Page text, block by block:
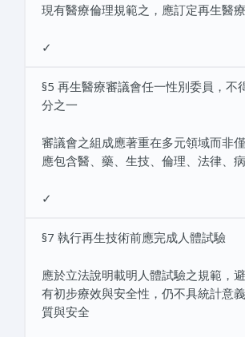
現有醫療倫理規範之，應訂定再生醫
✓
§5 再生醫療審議會任一性別委員，不
分之一
審議會之組成應著重在多元領域而非
應包含醫、藥、生技、倫理、法律、
✓
§7 執行再生技術前應完成人體試驗
應於立法說明載明人體試驗之規範，
有初步療效與安全性，仍不具統計意
質與安全